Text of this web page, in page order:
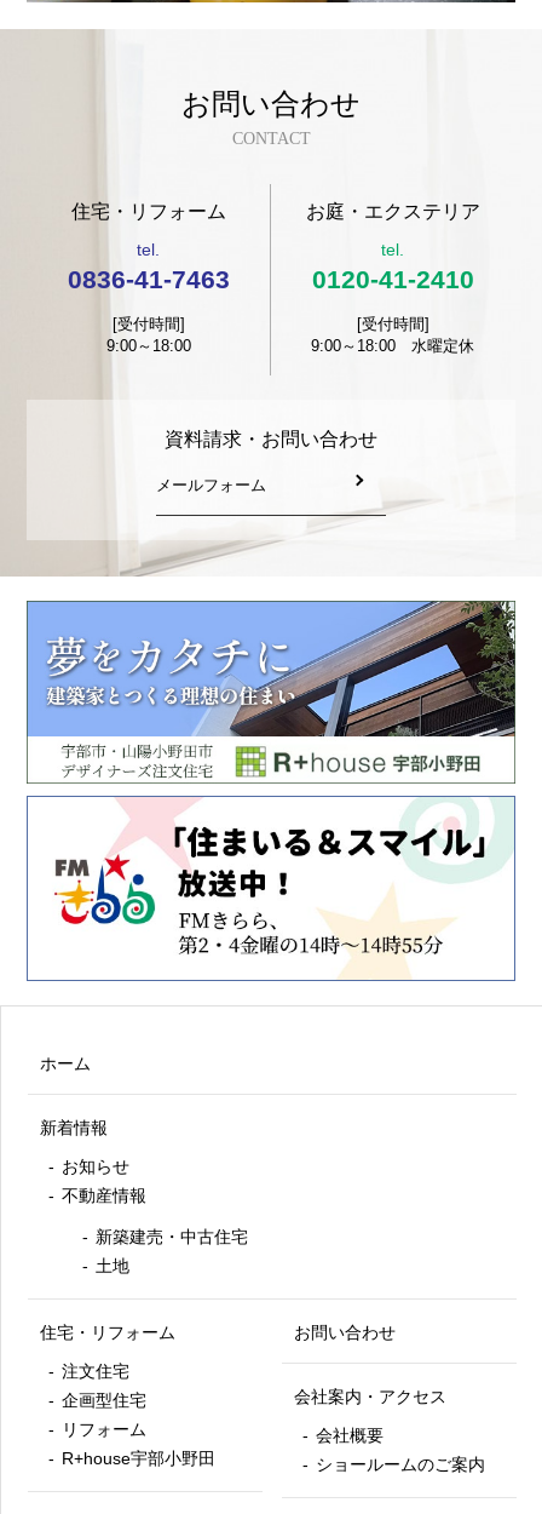
お問い合わせ
CONTACT
住宅・リフォーム
tel.
0836-41-7463
[受付時間]
9:00～18:00
お庭・エクステリア
tel.
0120-41-2410
[受付時間]
9:00～18:00 水曜定休
資料請求・お問い合わせ
メールフォーム
ホーム
新着情報
お知らせ
不動産情報
新築建売・中古住宅
土地
住宅・リフォーム
注文住宅
企画型住宅
リフォーム
R+house宇部小野田
お問い合わせ
会社案内・アクセス
会社概要
ショールームのご案内